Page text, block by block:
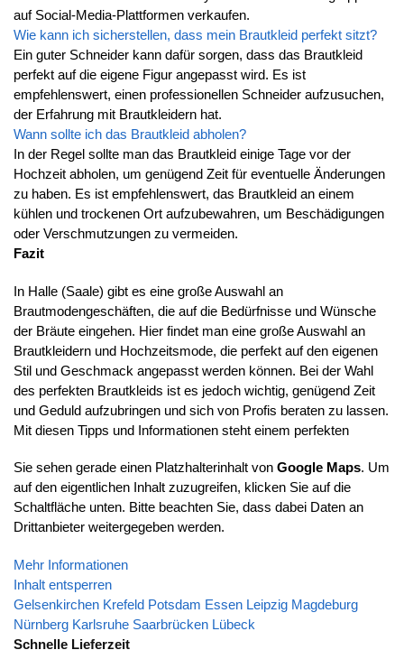
auf Social-Media-Plattformen verkaufen.
Wie kann ich sicherstellen, dass mein Brautkleid perfekt sitzt?
Ein guter Schneider kann dafür sorgen, dass das Brautkleid
perfekt auf die eigene Figur angepasst wird. Es ist
empfehlenswert, einen professionellen Schneider aufzusuchen,
der Erfahrung mit Brautkleidern hat.
Wann sollte ich das Brautkleid abholen?
In der Regel sollte man das Brautkleid einige Tage vor der
Hochzeit abholen, um genügend Zeit für eventuelle Änderungen
zu haben. Es ist empfehlenswert, das Brautkleid an einem
kühlen und trockenen Ort aufzubewahren, um Beschädigungen
oder Verschmutzungen zu vermeiden.
Fazit
In Halle (Saale) gibt es eine große Auswahl an
Brautmodengeschäften, die auf die Bedürfnisse und Wünsche
der Bräute eingehen. Hier findet man eine große Auswahl an
Brautkleidern und Hochzeitsmode, die perfekt auf den eigenen
Stil und Geschmack angepasst werden können. Bei der Wahl
des perfekten Brautkleids ist es jedoch wichtig, genügend Zeit
und Geduld aufzubringen und sich von Profis beraten zu lassen.
Mit diesen Tipps und Informationen steht einem perfekten
Sie sehen gerade einen Platzhalterinhalt von Google Maps. Um
auf den eigentlichen Inhalt zuzugreifen, klicken Sie auf die
Schaltfläche unten. Bitte beachten Sie, dass dabei Daten an
Drittanbieter weitergegeben werden.
Mehr Informationen
Inhalt entsperren
Gelsenkirchen Krefeld Potsdam Essen Leipzig Magdeburg
Nürnberg Karlsruhe Saarbrücken Lübeck
Schnelle Lieferzeit